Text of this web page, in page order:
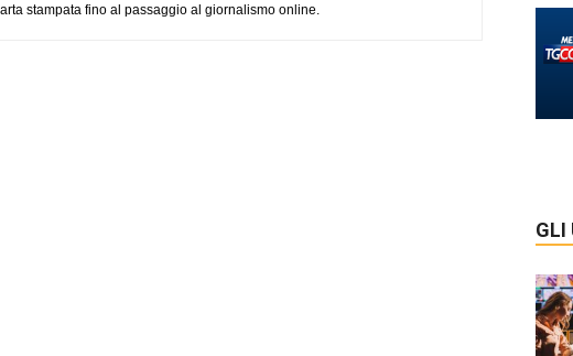
stampata fino al passaggio al giornalismo online.
GLI